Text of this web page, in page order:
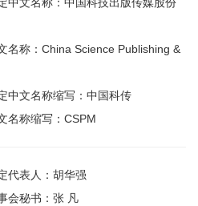
中国科技出版传媒股份
： China Science Publishing &
缩写：中国科传
写： CSPM
代表人：胡华强
会秘书：张 凡